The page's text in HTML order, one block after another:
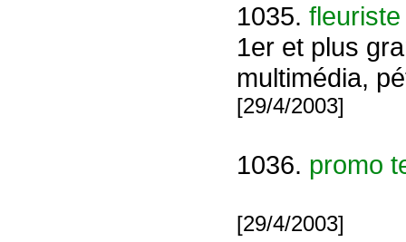
1035.
1er et plus
multimédia,
[29/4/2003]
1036. promo
[29/4/2003]